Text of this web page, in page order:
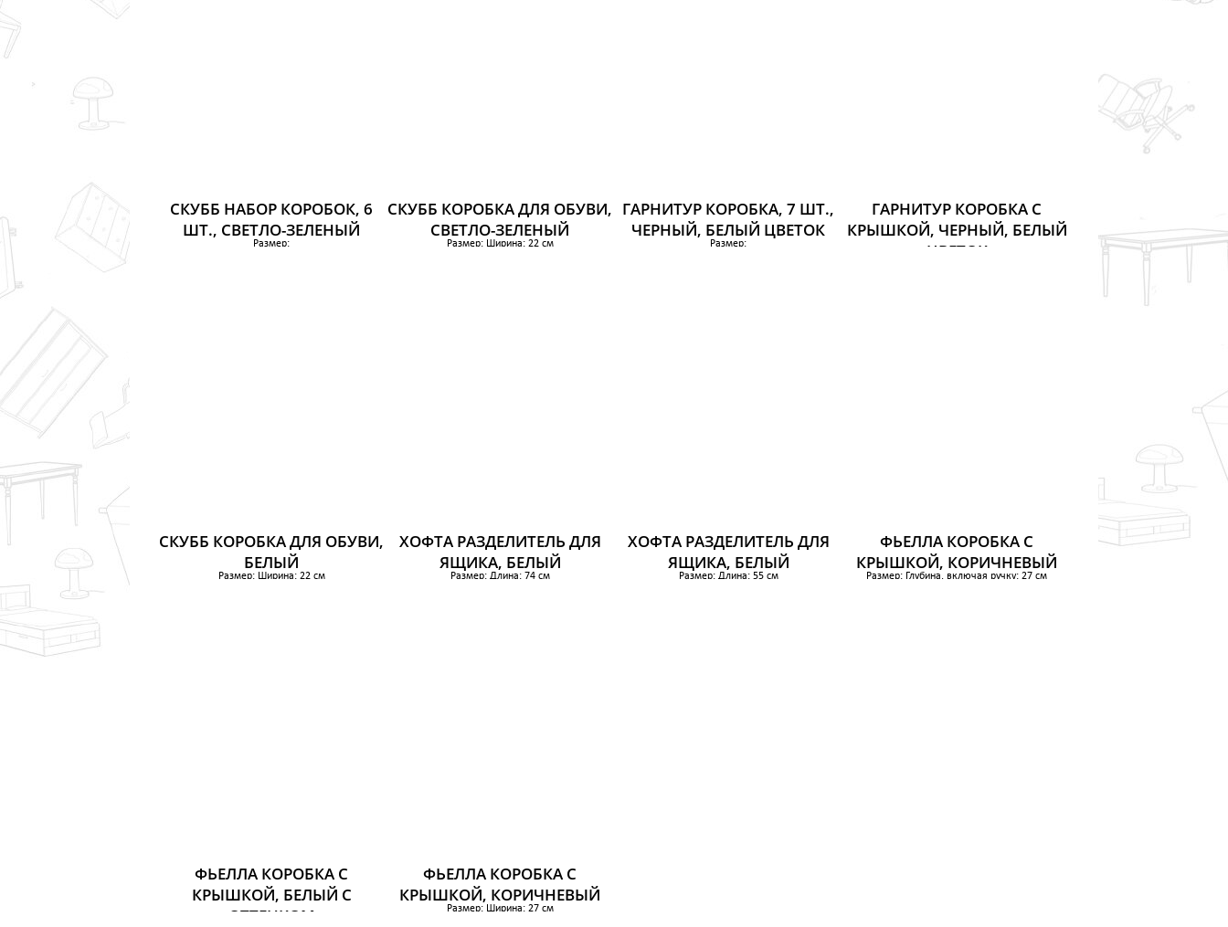
СКУББ НАБОР КОРОБОК, 6
ШТ., СВЕТЛО-ЗЕЛЕНЫЙ
Размер:
СКУББ КОРОБКА ДЛЯ ОБУВИ,
СВЕТЛО-ЗЕЛЕНЫЙ
Размер: Ширина: 22 см
ГАРНИТУР КОРОБКА, 7 ШТ.,
ЧЕРНЫЙ, БЕЛЫЙ ЦВЕТОК
Размер:
ГАРНИТУР КОРОБКА С
КРЫШКОЙ, ЧЕРНЫЙ, БЕЛЫЙ
ЦВЕТОК
СКУББ КОРОБКА ДЛЯ ОБУВИ,
БЕЛЫЙ
Размер: Ширина: 22 см
ХОФТА РАЗДЕЛИТЕЛЬ ДЛЯ
ЯЩИКА, БЕЛЫЙ
Размер: Длина: 74 см
ХОФТА РАЗДЕЛИТЕЛЬ ДЛЯ
ЯЩИКА, БЕЛЫЙ
Размер: Длина: 55 см
ФЬЕЛЛА КОРОБКА С
КРЫШКОЙ, КОРИЧНЕВЫЙ
Размер: Глубина, включая ручку: 27 см
ФЬЕЛЛА КОРОБКА С
КРЫШКОЙ, БЕЛЫЙ С
ОТТЕНКОМ
ФЬЕЛЛА КОРОБКА С
КРЫШКОЙ, КОРИЧНЕВЫЙ
Размер: Ширина: 27 см